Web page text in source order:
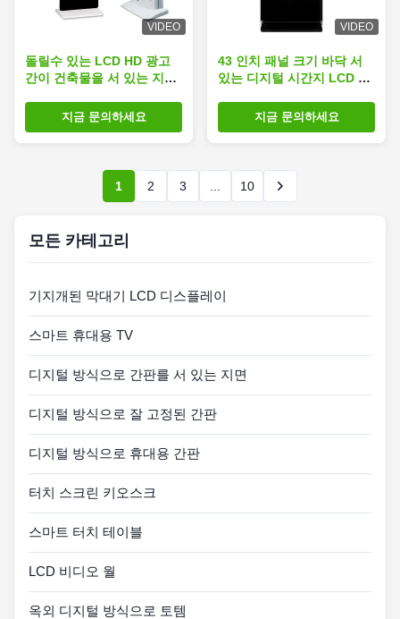
VIDEO
돌릴수 있는 LCD HD 광고
간이 건축물을 서 있는 지면
지금 문의하세요
VIDEO
43 인치 패널 크기 바닥 서
있는 디지털 시간지 LCD 광
지금 문의하세요
1 2 3 10
모든 카테고리
기지개된 막대기 LCD 디스플레이
스마트 휴대용 TV
디지털 방식으로 간판를 서 있는 지면
디지털 방식으로 잘 고정된 간판
디지털 방식으로 휴대용 간판
터치 스크린 키오스크
스마트 터치 테이블
LCD 비디오 월
옥외 디지털 방식으로 토템